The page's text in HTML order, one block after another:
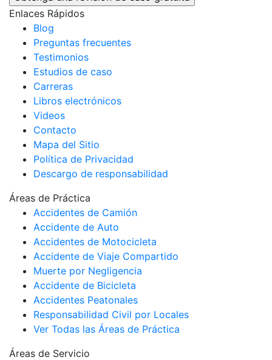
Enlaces Rápidos
Blog
Preguntas frecuentes
Testimonios
Estudios de caso
Carreras
Libros electrónicos
Videos
Contacto
Mapa del Sitio
Política de Privacidad
Descargo de responsabilidad
Áreas de Práctica
Accidentes de Camión
Accidente de Auto
Accidentes de Motocicleta
Accidente de Viaje Compartido
Muerte por Negligencia
Accidente de Bicicleta
Accidentes Peatonales
Responsabilidad Civil por Locales
Ver Todas las Áreas de Práctica
Áreas de Servicio